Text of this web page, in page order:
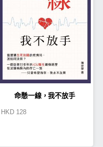
命懸一線，我不放手
HKD 128